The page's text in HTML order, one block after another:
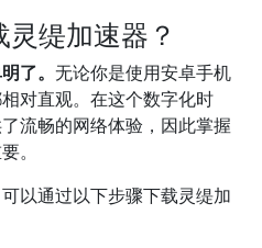
缇加速器？
了。 无论你是使用安卓手机
对直观。在这个数字化时
流畅的网络体验，因此掌握
。
以通过以下步骤下载灵缇加